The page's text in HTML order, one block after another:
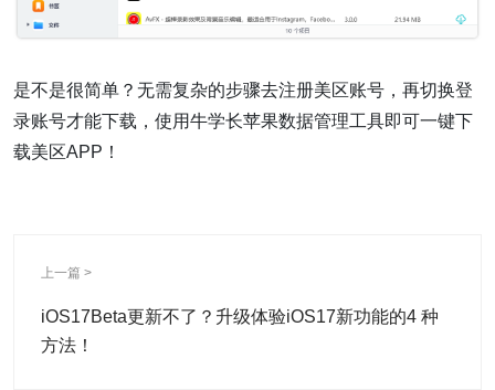
是不是很简单？无需复杂的步骤去注册美区账号，再切换登
录账号才能下载，使用牛学长苹果数据管理工具即可一键下
载美区APP！
上一篇 >
iOS17Beta更新不了？升级体验iOS17新功能的4 种
方法！